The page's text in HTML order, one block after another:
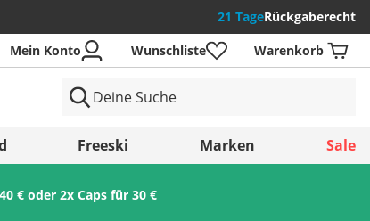
21 TageRückgaberecht
Mein Konto Wunschliste Warenkorb
Freeski Marken Sale
€ oder2x Caps für 30 €